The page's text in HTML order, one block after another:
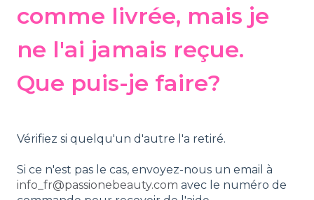
comme livrée, mais je
ne l'ai jamais reçue.
Que puis-je faire?
Vérifiez si quelqu'un d'autre l'a retiré.
Si ce n'est pas le cas, envoyez-nous un email à
info_fr@passionebeauty.com avec le numéro de